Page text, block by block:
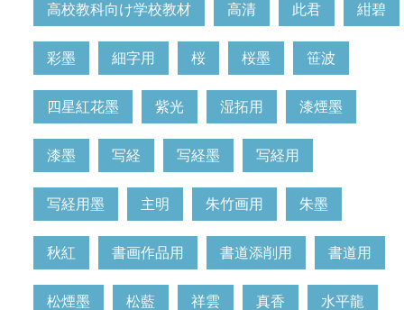
高校教科向け学校教材 高清 此君 紺碧
彩墨 細字用 桜 桜墨 笹波
四星紅花墨 紫光 湿拓用 漆煙墨
漆墨 写経 写経墨 写経用
写経用墨 主明 朱竹画用 朱墨
秋紅 書画作品用 書道添削用 書道用
松煙墨 松藍 祥雲 真香 水平龍